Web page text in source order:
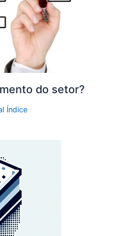
do setor?
Índice